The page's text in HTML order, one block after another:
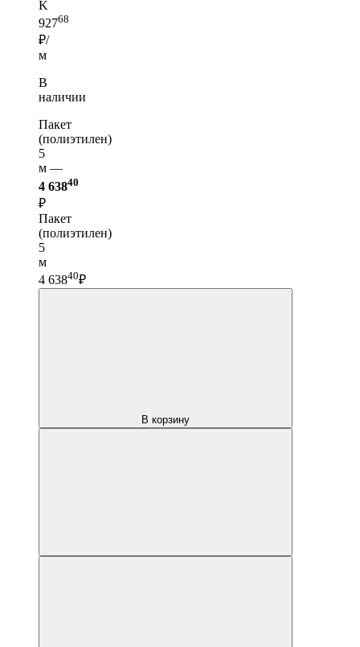
K
92768
₽/
м
В
наличии
Пакет
(полиэтилен)
5
м —
4 63840
₽
Пакет
(полиэтилен)
5
м
4 63840₽
В корзину